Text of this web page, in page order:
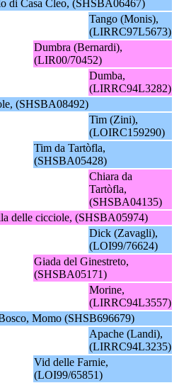
di Casa Cleo, (SHSBA06467)
Tango (Monis),
(LIRRC97L5673)
Dumbra (Bernardi),
(LIR00/70452)
Dumba,
(LIRRC94L3282)
(SHSBA08492)
Tim (Zini),
(LOIRC159290)
Tim da Tartòfla,
(SHSBA05428)
Chiara da
Tartòfla,
(SHSBA04135)
delle cicciole, (SHSBA05974)
Dick (Zavagli),
(LOI99/76624)
Giada del Ginestreto,
(SHSBA05171)
Morine,
(LIRRC94L3557)
Momo (SHSB696679)
Apache (Landi),
(LIRRC94L3235)
Vid delle Farnie,
(LOI99/65851)